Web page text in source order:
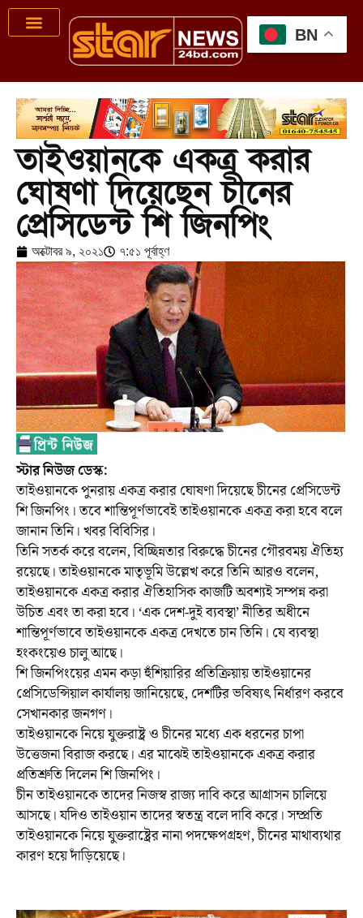
তাইওয়ানকে একত্র করার
ঘোষণা দিয়েছেন চীনের
প্রেসিডেন্ট শি জিনপিং
অক্টোবর ৯, ২০২১ ৭:৫১ পূর্বাহ্ণ
স্টার নিউজ ডেস্ক:
তাইওয়ানকে পুনরায় একত্র করার ঘোষণা দিয়েছে চীনের প্রেসিডেন্ট
শি জিনপিং। তবে শান্তিপূর্ণভাবেই তাইওয়ানকে একত্র করা হবে বলে
জানান তিনি। খবর বিবিসির।
তিনি সতর্ক করে বলেন, বিচ্ছিন্নতার বিরুদ্ধে চীনের গৌরবময় ঐতিহ্য
রয়েছে। তাইওয়ানকে মাতৃভূমি উল্লেখ করে তিনি আরও বলেন,
তাইওয়ানকে একত্র করার ঐতিহাসিক কাজটি অবশ্যই সম্পন্ন করা
উচিত এবং তা করা হবে। ‘এক দেশ-দুই ব্যবস্থা’ নীতির অধীনে
শান্তিপূর্ণভাবে তাইওয়ানকে একত্র দেখতে চান তিনি। যে ব্যবস্থা
হংকংয়েও চালু আছে।
শি জিনপিংয়ের এমন কড়া হুঁশিয়ারির প্রতিক্রিয়ায় তাইওয়ানের
প্রেসিডেন্সিয়াল কার্যালয় জানিয়েছে, দেশটির ভবিষ্যৎ নির্ধারণ করবে
সেখানকার জনগণ।
তাইওয়ানকে নিয়ে যুক্তরাষ্ট্র ও চীনের মধ্যে এক ধরনের চাপা
উত্তেজনা বিরাজ করছে। এর মাঝেই তাইওয়ানকে একত্র করার
প্রতিশ্রুতি দিলেন শি জিনপিং।
চীন তাইওয়ানকে তাদের নিজস্ব রাজ্য দাবি করে আগ্রাসন চালিয়ে
আসছে। যদিও তাইওয়ান তাদের স্বতন্ত্র বলে দাবি করে। সম্প্রতি
তাইওয়ানকে নিয়ে যুক্তরাষ্ট্রের নানা পদক্ষেপগ্রহণ, চীনের মাথাব্যথার
কারণ হয়ে দাঁড়িয়েছে।
BN